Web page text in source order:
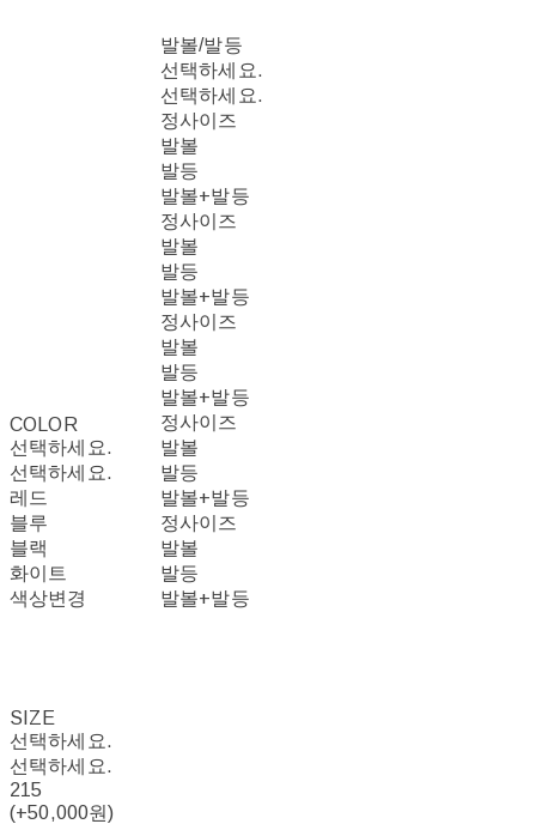
COLOR
선택하세요.
선택하세요.
레드
블루
블랙
화이트
색상변경
발볼/발등
선택하세요.
선택하세요.
정사이즈
발볼
발등
발볼+발등
정사이즈
발볼
발등
발볼+발등
정사이즈
발볼
발등
발볼+발등
정사이즈
발볼
발등
발볼+발등
정사이즈
발볼
발등
발볼+발등
SIZE
선택하세요.
선택하세요.
215
(+50,000원)